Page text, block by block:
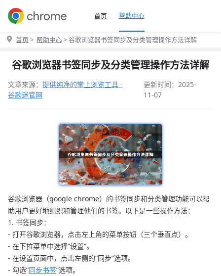
首页 帮助中心
首页 > 帮助中心> 谷歌浏览器书签同步及分类管理操作方法详解
谷歌浏览器书签同步及分类管理操作方法详解
文章来源： 提供纯净的掌上浏览工具 -
谷歌迷官网
更新时间：2025-
11-07
谷歌浏览器（google chrome）的书签同步和分类管理功能可以帮
助用户更好地组织和管理他们的书签。以下是一些操作方法：
1. 书签同步：
- 打开谷歌浏览器，点击左上角的菜单按钮（三个垂直点）。
- 在下拉菜单中选择“设置”。
- 在设置页面中，点击左侧的“同步”选项。
- 勾选“同步书签”选项。